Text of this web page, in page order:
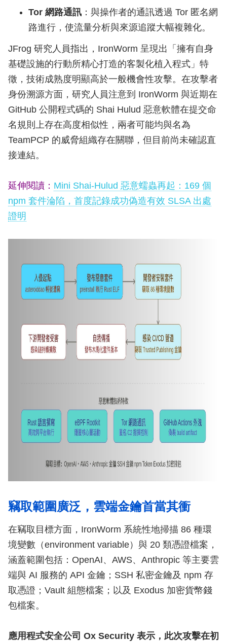
Tor 網路通訊：與操作者的通訊透過 Tor 匿名網
路進行，使流量分析與來源追蹤大幅複雜化。
JFrog 研究人員指出，IronWorm 呈現出「擁有自身
基礎設施的行動所精心打造的客製化植入程式」特
徵，技術成熟度明顯高於一般機會性攻擊。在攻擊者
身份溯源方面，研究人員注意到 IronWorm 與近期在
GitHub 公開程式碼的 Shai Hulud 惡意軟體在提交命
名規則上存在高度相似性，兩者可能均與名為
TeamPCP 的威脅組織存在關聯，但目前尚未確認直
接連結。
延伸閱讀： Mini Shai-Hulud 惡意蠕蟲再起：169 個
npm 套件淪陷，首度記錄成功偽造有效 SLSA 出處
證明
竊取範圍廣泛，雲端金鑰首當其衝
在竊取目標方面，IronWorm 系統性地掃描 86 種環
境變數（environment variable）與 20 類憑證檔案，
涵蓋範圍包括：OpenAI、AWS、Anthropic 等主要雲
端與 AI 服務的 API 金鑰；SSH 私密金鑰及 npm 存
取憑證；Vault 組態檔案；以及 Exodus 加密貨幣錢
包檔案。
應用程式安全公司 Ox Security 表示，此次攻擊在初